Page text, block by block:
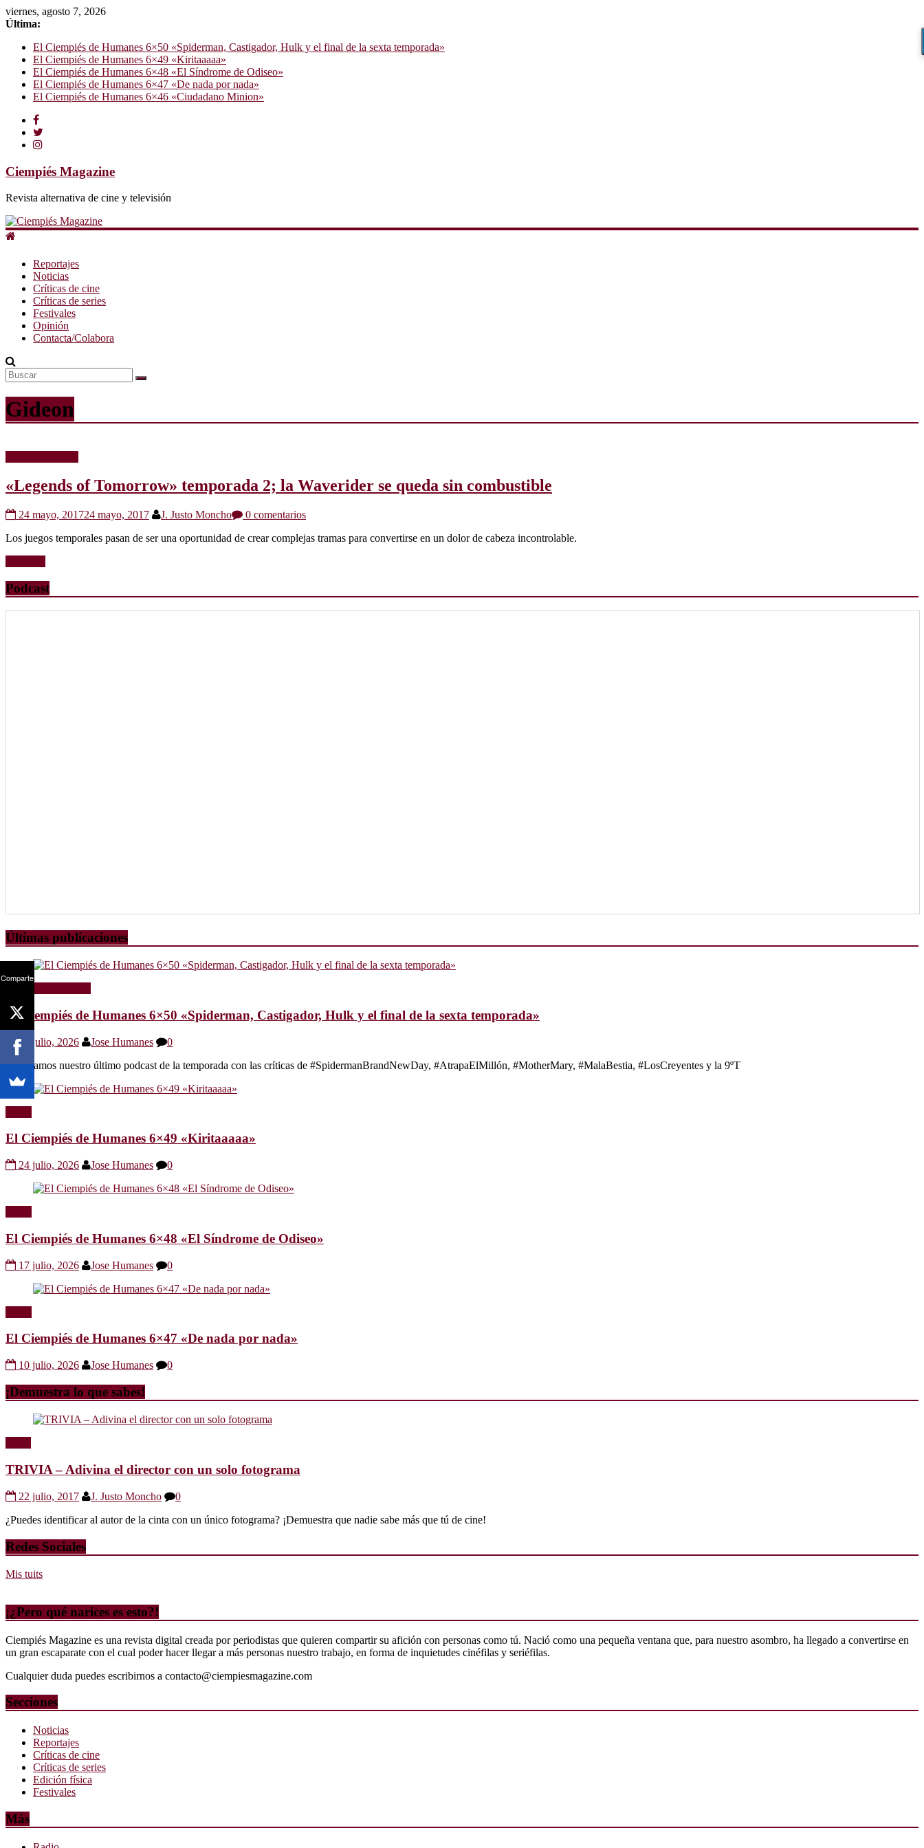
viernes, agosto 7, 2026
Última:
El Ciempiés de Humanes 6×50 «Spiderman, Castigador, Hulk y el final de la sexta temporada»
El Ciempiés de Humanes 6×49 «Kiritaaaaa»
El Ciempiés de Humanes 6×48 «El Síndrome de Odiseo»
El Ciempiés de Humanes 6×47 «De nada por nada»
El Ciempiés de Humanes 6×46 «Ciudadano Minion»
Ciempiés Magazine
Revista alternativa de cine y televisión
Reportajes
Noticias
Críticas de cine
Críticas de series
Festivales
Opinión
Contacta/Colabora
Gideon
«Legends of Tomorrow» temporada 2; la Waverider se queda sin combustible
24 mayo, 201724 mayo, 2017 J. Justo Moncho
0 comentarios
Los juegos temporales pasan de ser una oportunidad de crear complejas tramas para convertirse en un dolor de cabeza incontrolable.
Podcast
Últimas publicaciones
El Ciempiés de Humanes 6×50 «Spiderman, Castigador, Hulk y el final de la sexta temporada»
30 julio, 2026 Jose Humanes
0
Os dejamos nuestro último podcast de la temporada con las críticas de #SpidermanBrandNewDay, #AtrapaElMillón, #MotherMary, #MalaBestia, #LosCreyentes y la 9ºT
El Ciempiés de Humanes 6×49 «Kiritaaaaa»
24 julio, 2026 Jose Humanes 0
El Ciempiés de Humanes 6×48 «El Síndrome de Odiseo»
17 julio, 2026 Jose Humanes 0
El Ciempiés de Humanes 6×47 «De nada por nada»
10 julio, 2026 Jose Humanes 0
¡Demuestra lo que sabes!
TRIVIA – Adivina el director con un solo fotograma
22 julio, 2017 J. Justo Moncho
0
¿Puedes identificar al autor de la cinta con un único fotograma? ¡Demuestra que nadie sabe más que tú de cine!
Redes Sociales
Mis tuits
¡¿Pero qué narices es esto?!
Ciempiés Magazine es una revista digital creada por periodistas que quieren compartir su afición con personas como tú. Nació como una pequeña ventana que, para nuestro asombro, ha llegado a convertirse en
un gran escaparate con el cual poder hacer llegar a más personas nuestro trabajo, en forma de inquietudes cinéfilas y seriéfilas.
Cualquier duda puedes escribirnos a contacto@ciempiesmagazine.com
Secciones
Noticias
Reportajes
Críticas de cine
Críticas de series
Edición física
Festivales
Más
Comparte